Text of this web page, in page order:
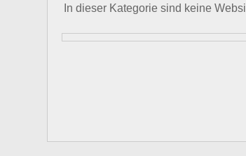
In dieser Kategorie sind keine